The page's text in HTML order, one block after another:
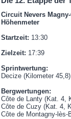
Circuit Nevers
Höhenmeter
Startzeit: 13:30
Zielzeit: 17:39
Sprintwertung:
Decize (Kilometer 45,8)
Bergwertungen:
Côte de Lanty (Kat. 4,
Côte de Cuzy (Kat. 4,
Côte de Montagny-